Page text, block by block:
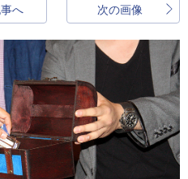
次の画像
へ